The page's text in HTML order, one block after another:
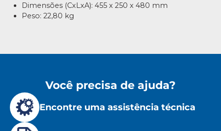
Dimensões (CxLxA): 455 x 250 x 480 mm
Peso: 22,80 kg
Você precisa de ajuda?
Encontre uma assistência técnica